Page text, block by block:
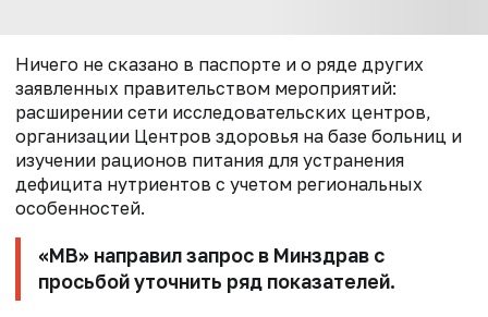
Ничего не сказано в паспорте и о ряде других
заявленных правительством мероприятий:
расширении сети исследовательских центров,
организации Центров здоровья на базе больниц и
изучении рационов питания для устранения
дефицита нутриентов с учетом региональных
особенностей.
«МВ» направил запрос в Минздрав с
просьбой уточнить ряд показателей.